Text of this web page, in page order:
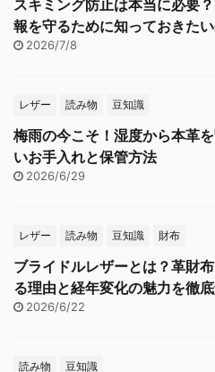
スキミング防止は本当に必要
報を守るために知っておきた
2026/7/8
レザー 読み物 豆知識
梅雨の今こそ！湿度から本革
いお手入れと保管方法
2026/6/29
レザー 読み物 豆知識 財布
ブライドルレザーとは？革財
る理由と経年変化の魅力を徹
2026/6/22
読み物 豆知識